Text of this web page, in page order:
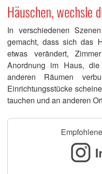
Häuschen, wechsle
In verschiedenen
gemacht, dass sich das
etwas verändert,
Anordnung im Haus,
anderen Räumen
Einrichtungsstücke
tauchen und an anderen